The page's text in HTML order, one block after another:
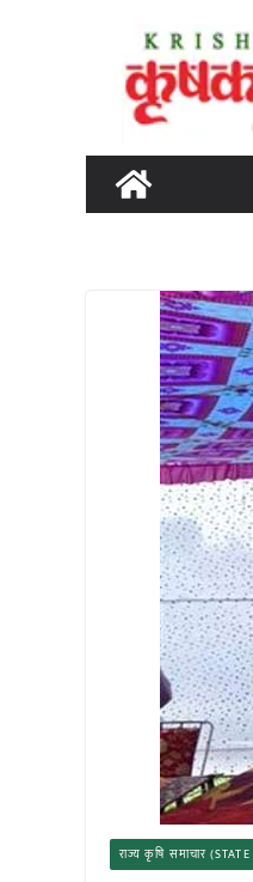
content
राज्य कृषि समाचार